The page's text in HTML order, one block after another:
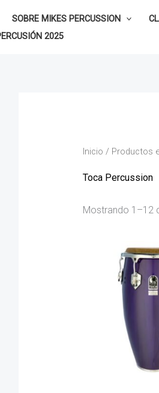
SOBRE MIKES PERCUSSION
2025
Inicio / Productos
Toca Percussion
Mostrando 1–12